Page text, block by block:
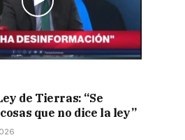
de Tierras: “Se
que no dice la ley”